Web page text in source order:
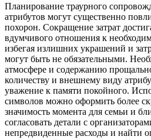
Планирование траурного
атрибутов могут существенно
похорон. Сокращение затрат
вдумчивого отношения к
избегая излишних украшений и
могут быть не обязательными.
атмосфере и содержанию
количеству и внешнему виду
уважение к памяти покойного.
символов можно оформить более
значимость момента для семьи и
согласовать детали с
непредвиденные расходы и найти